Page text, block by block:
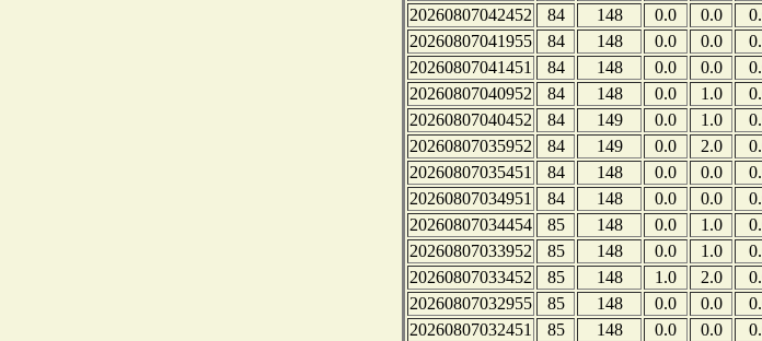
20260807042452
84 148 0.0 0.0
20260807041955
84 148 0.0 0.0
20260807041451
84 148 0.0 0.0
20260807040952
84 148 0.0 1.0
20260807040452
84 149 0.0 1.0
20260807035952
84 149 0.0 2.0
20260807035451
84 148 0.0 0.0
20260807034951
84 148 0.0 0.0
20260807034454
85 148 0.0 1.0
20260807033952
85 148 0.0 1.0
20260807033452
85 148 1.0 2.0
20260807032955
85 148 0.0 0.0
20260807032451
85 148 0.0 0.0